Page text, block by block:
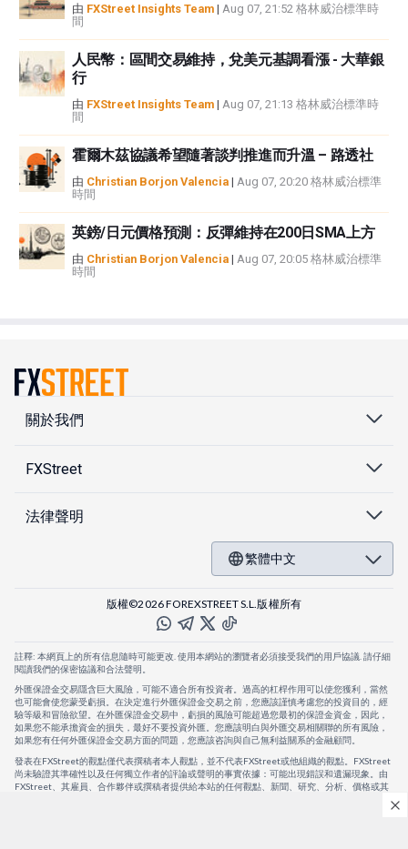
由 FXStreet Insights Team | Aug 07, 21:52 格林威治標準時
間
人民幣：區間交易維持，兌美元基調看漲 - 大華銀
行
由 FXStreet Insights Team | Aug 07, 21:13 格林威治標準時
間
霍爾木茲協議希望隨著談判推進而升溫 – 路透社
由 Christian Borjon Valencia | Aug 07, 20:20 格林威治標準
時間
英鎊/日元價格預測：反彈維持在200日SMA上方
由 Christian Borjon Valencia | Aug 07, 20:05 格林威治標準
時間
關於我們
FXStreet
法律聲明
繁體中文
版權©2026 FOREXSTREET S.L.版權所有
註釋: 本網頁上的所有信息隨時可能更改. 使用本網站的瀏覽者必須接受我們的用戶協議. 請仔細
閱讀我們的保密協議和合法聲明。
外匯保證金交易隱含巨大風險，可能不適合所有投資者。過高的杠桿作用可以使您獲利，當然
也可能會使您蒙受虧損。在決定進行外匯保證金交易之前，您應該謹慎考慮您的投資目的，經
驗等級和冒險欲望。在外匯保證金交易中，虧損的風險可能超過您最初的保證金資金，因此，
如果您不能承擔資金的損失，最好不要投資外匯。您應該明白與外匯交易相關聯的所有風險，
如果您有任何外匯保證金交易方面的問題，您應該咨詢與自己無利益關系的金融顧問。
發表在FXStreet的觀點僅代表撰稿者本人觀點，並不代表FXStreet或他組織的觀點。FXStreet
尚未驗證其準確性以及任何獨立作者的評論或聲明的事實依據：可能出現錯誤和遺漏現象。由
FXStreet、其雇員、合作夥伴或撰稿者提供給本站的任何觀點、新聞、研究、分析、價格或其